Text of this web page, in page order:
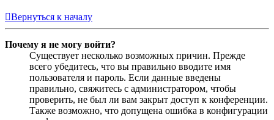
Вернуться к началу
Почему я не могу войти?
Существует несколько возможных причин. Прежде
всего убедитесь, что вы правильно вводите имя
пользователя и пароль. Если данные введены
правильно, свяжитесь с администратором, чтобы
проверить, не был ли вам закрыт доступ к конференции.
Также возможно, что допущена ошибка в конфигурации